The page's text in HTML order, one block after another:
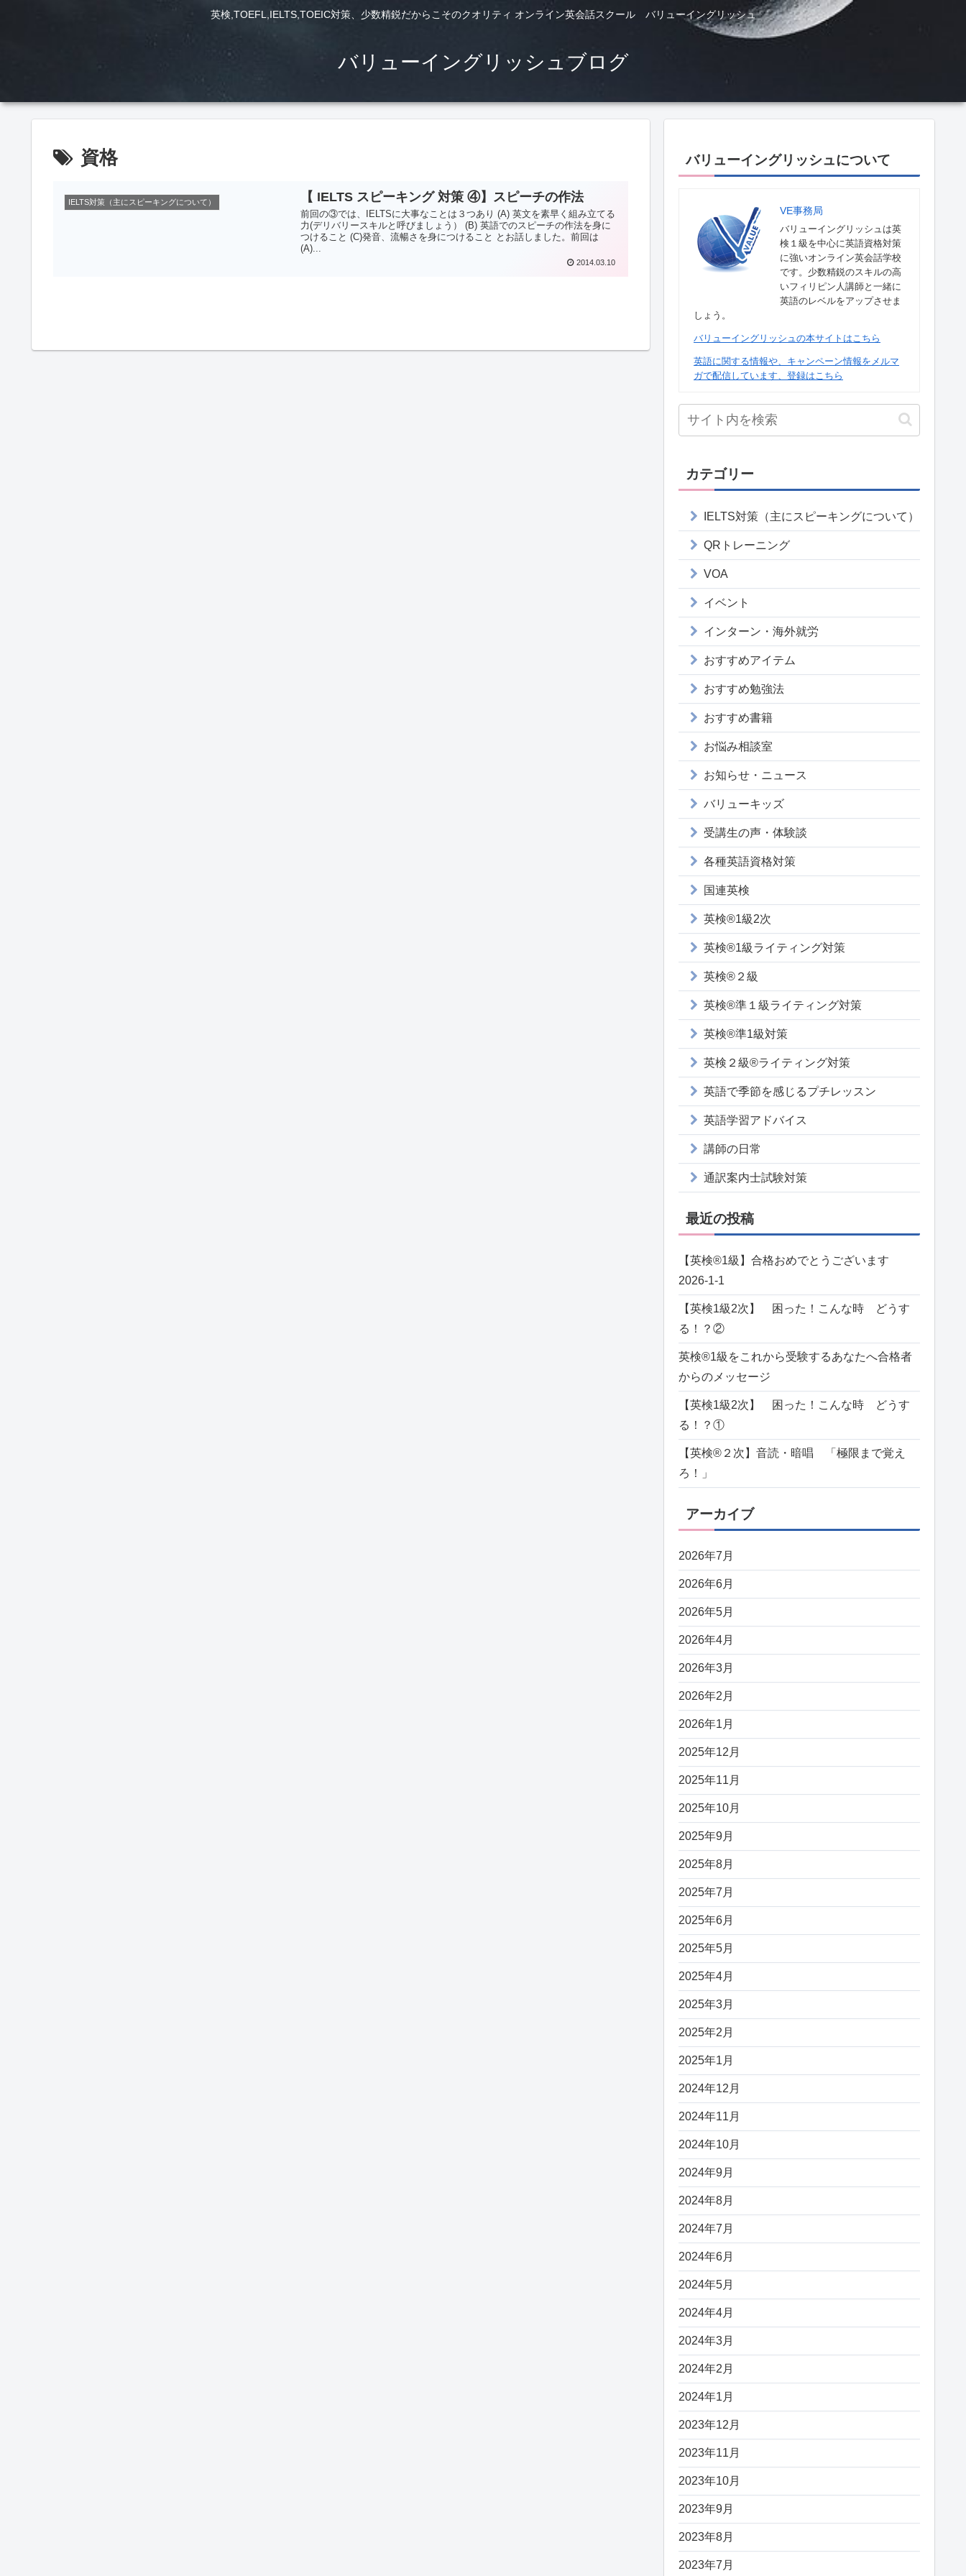
英検,TOEFL,IELTS,TOEIC対策、少数精鋭だからこそのクオリティ オンライン英会話スクール バリューイングリッシュ
バリューイングリッシュブログ
資格
IELTS対策（主にスピーキングについて） 【 IELTS スピーキング 対策 ④】スピーチの作法
前回の③では、IELTSに大事なことは３つあり (A) 英文を素早く組み立てる
力(デリバリースキルと呼びましょう） (B) 英語でのスピーチの作法を身に
つけること (C)発音、流暢さを身につけること とお話しました。前回は
(A)...
2014.03.10
バリューイングリッシュについて
VE事務局
バリューイングリッシュは英
検１級を中心に英語資格対策
に強いオンライン英会話学校
です。少数精鋭のスキルの高
いフィリピン人講師と一緒に
英語のレベルをアップさせま
しょう。
バリューイングリッシュの本サイトはこちら
英語に関する情報や、キャンペーン情報をメルマ
ガで配信しています、登録はこちら
カテゴリー
IELTS対策（主にスピーキングについて）
QRトレーニング
VOA
イベント
インターン・海外就労
おすすめアイテム
おすすめ勉強法
おすすめ書籍
お悩み相談室
お知らせ・ニュース
バリューキッズ
受講生の声・体験談
各種英語資格対策
国連英検
英検®1級2次
英検®1級ライティング対策
英検®２級
英検®準１級ライティング対策
英検®準1級対策
英検２級®ライティング対策
英語で季節を感じるプチレッスン
英語学習アドバイス
講師の日常
通訳案内士試験対策
最近の投稿
【英検®️1級】合格おめでとうございます
2026-1-1
【英検1級2次】 困った！こんな時 どうす
る！？②
英検®️1級をこれから受験するあなたへ合格者
からのメッセージ
【英検1級2次】 困った！こんな時 どうす
る！？①
【英検®️２次】音読・暗唱 「極限まで覚え
ろ！」
アーカイブ
2026年7月
2026年6月
2026年5月
2026年4月
2026年3月
2026年2月
2026年1月
2025年12月
2025年11月
2025年10月
2025年9月
2025年8月
2025年7月
2025年6月
2025年5月
2025年4月
2025年3月
2025年2月
2025年1月
2024年12月
2024年11月
2024年10月
2024年9月
2024年8月
2024年7月
2024年6月
2024年5月
2024年4月
2024年3月
2024年2月
2024年1月
2023年12月
2023年11月
2023年10月
2023年9月
2023年8月
2023年7月